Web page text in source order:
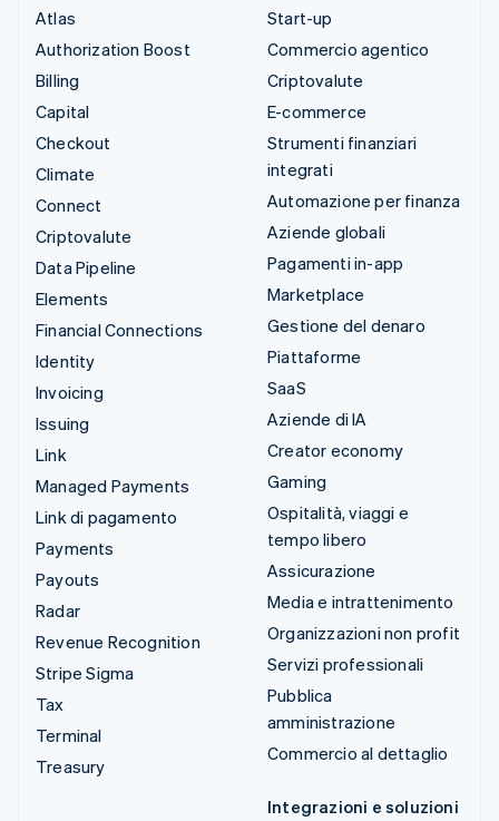
Atlas
Authorization Boost
Billing
Capital
Checkout
Climate
Connect
Criptovalute
Data Pipeline
Elements
Financial Connections
Identity
Invoicing
Issuing
Link
Managed Payments
Link di pagamento
Payments
Payouts
Radar
Revenue Recognition
Stripe Sigma
Tax
Terminal
Treasury
Start-up
Commercio agentico
Criptovalute
E-commerce
Strumenti finanziari
integrati
Automazione per finanza
Aziende globali
Pagamenti in-app
Marketplace
Gestione del denaro
Piattaforme
SaaS
Aziende di IA
Creator economy
Gaming
Ospitalità, viaggi e
tempo libero
Assicurazione
Media e intrattenimento
Organizzazioni non profit
Servizi professionali
Pubblica
amministrazione
Commercio al dettaglio
Integrazioni e soluzioni